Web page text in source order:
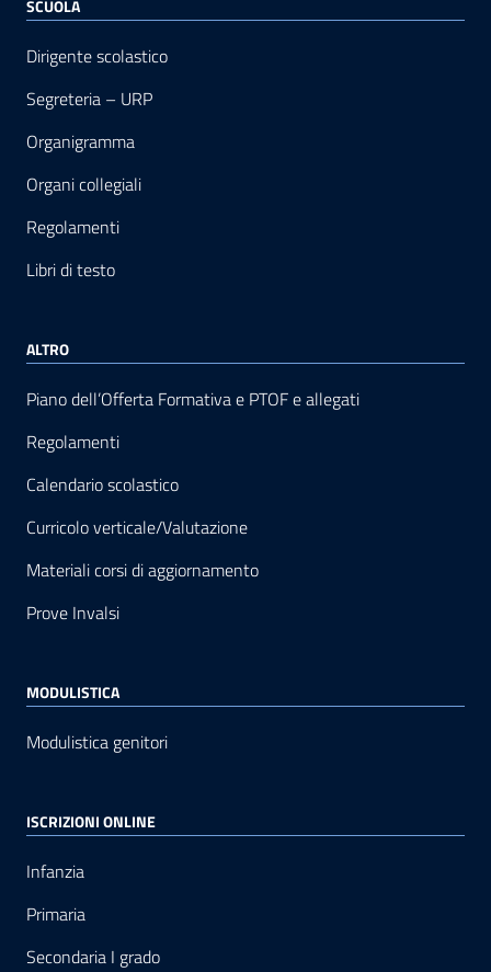
SCUOLA
Dirigente scolastico
Segreteria – URP
Organigramma
Organi collegiali
Regolamenti
Libri di testo
ALTRO
Piano dell’Offerta Formativa e PTOF e allegati
Regolamenti
Calendario scolastico
Curricolo verticale/Valutazione
Materiali corsi di aggiornamento
Prove Invalsi
MODULISTICA
Modulistica genitori
ISCRIZIONI ONLINE
Infanzia
Primaria
Secondaria I grado